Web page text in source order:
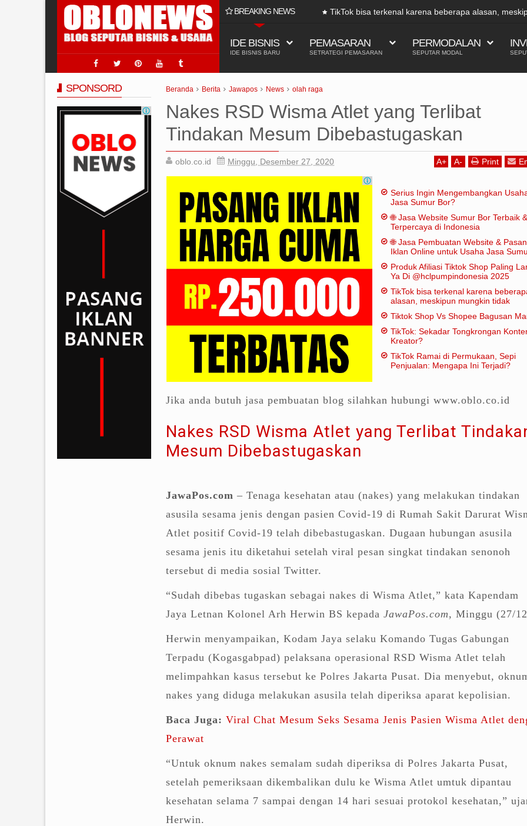
BREAKING NEWS
Laris Ya Di @hclpumpindonesia 2025
TikTok bisa terkenal karena beberapa alasan,
IDE BISNIS
IDE BISNIS BARU
PEMASARAN
SETRATEGI PEMASARAN
PERMODALAN
SEPUTAR MODAL
Beranda Berita Jawapos News olah raga
Nakes RSD Wisma Atlet yang Terlibat
Tindakan Mesum Dibebastugaskan
oblo.co.id Minggu, Desember 27, 2020 A+ A- Print
Serius Ingin Mengembangkan
Jasa Sumur Bor?
🌐 Jasa Website Sumur Bor Terbaik &
Terpercaya di Indonesia
🌐 Jasa Pembuatan Website &
Iklan Online untuk Usaha Jasa
Produk Afiliasi Tiktok Shop Paling
Ya Di @hclpumpindonesia 2025
TikTok bisa terkenal karena
alasan, meskipun mungkin tidak
tradisional:
Tiktok Shop Vs Shopee Bagusan
TikTok: Sekadar Tongkrongan
Kreator?
TikTok Ramai di Permukaan, Sepi
Penjualan: Mengapa Ini Terjadi?
Jika anda butuh jasa pembuatan blog silahkan hubungi www.oblo.co.id
Nakes RSD Wisma Atlet yang Terlibat
Mesum Dibebastugaskan
JawaPos.com – Tenaga kesehatan atau (nakes) yang melakukan tindakan
asusila sesama jenis dengan pasien Covid-19 di Rumah Sakit Darurat
Atlet positif Covid-19 telah dibebastugaskan. Dugaan hubungan asusila
sesama jenis itu diketahui setelah viral pesan singkat tindakan senonoh
tersebut di media sosial Twitter.
“Sudah dibebas tugaskan sebagai nakes di Wisma Atlet,” kata Kapendam
Jaya Letnan Kolonel Arh Herwin BS kepada JawaPos.com, Minggu (27/
Herwin menyampaikan, Kodam Jaya selaku Komando Tugas Gabungan
Terpadu (Kogasgabpad) pelaksana operasional RSD Wisma Atlet telah
melimpahkan kasus tersebut ke Polres Jakarta Pusat. Dia menyebut,
nakes yang diduga melakukan asusila telah diperiksa aparat kepolisian.
Baca Juga: Viral Chat Mesum Seks Sesama Jenis Pasien Wisma Atlet
Perawat
“Untuk oknum nakes semalam sudah diperiksa di Polres Jakarta Pusat,
setelah pemeriksaan dikembalikan dulu ke Wisma Atlet umtuk dipantau
kesehatan selama 7 sampai dengan 14 hari sesuai protokol kesehatan,”
Herwin.
SPONSORD